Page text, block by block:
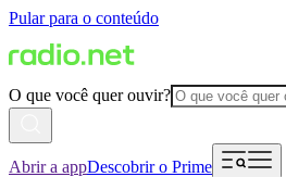
Pular para o conteúdo
O que você quer ouvir?
Abrir a appDescobrir o Prime